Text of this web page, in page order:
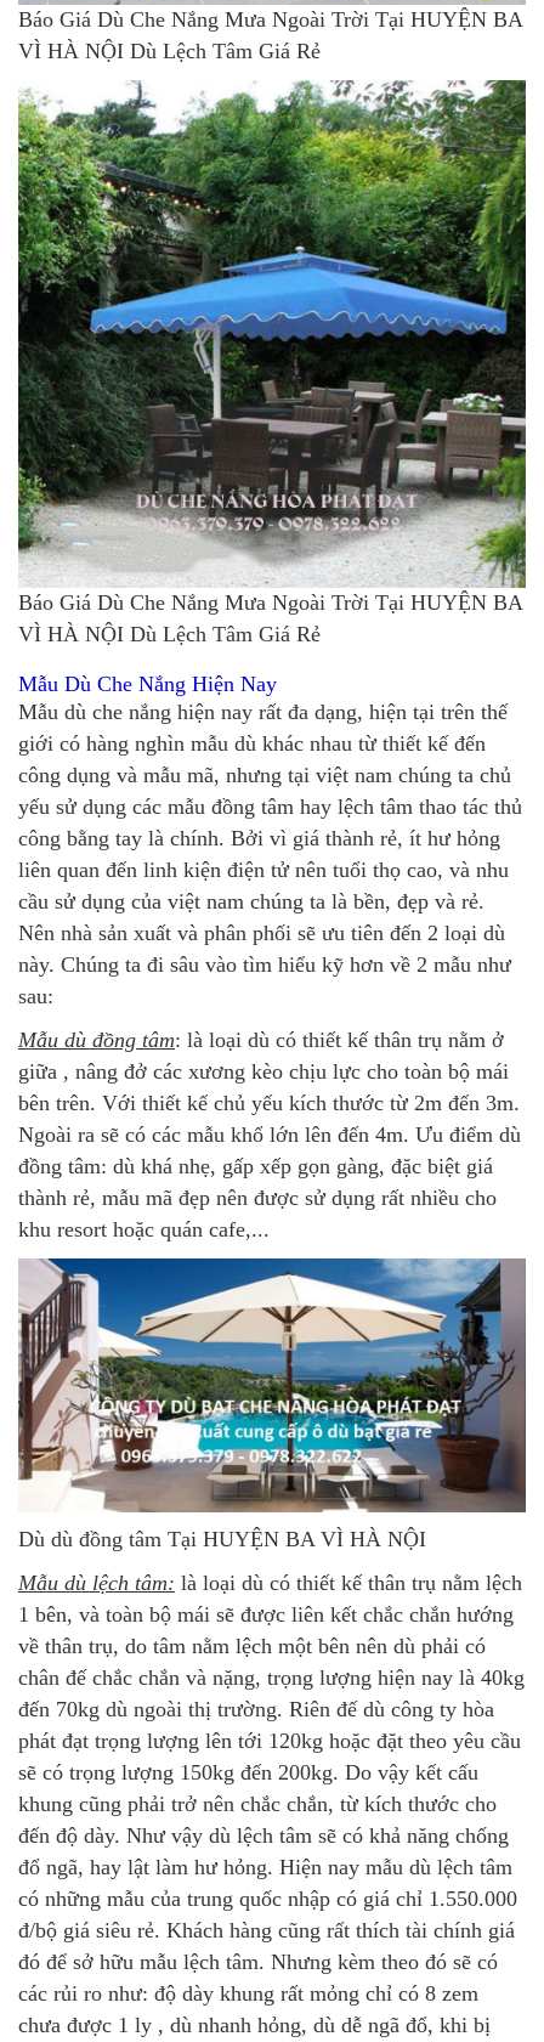
Báo Giá Dù Che Nắng Mưa Ngoài Trời Tại HUYỆN BA
VÌ HÀ NỘI Dù Lệch Tâm Giá Rẻ
Báo Giá Dù Che Nắng Mưa Ngoài Trời Tại HUYỆN BA
VÌ HÀ NỘI Dù Lệch Tâm Giá Rẻ
Mẫu Dù Che Nắng Hiện Nay
Mẫu dù che nắng hiện nay rất đa dạng, hiện tại trên thế
giới có hàng nghìn mẫu dù khác nhau từ thiết kế đến
công dụng và mẫu mã, nhưng tại việt nam chúng ta chủ
yếu sử dụng các mẫu đồng tâm hay lệch tâm thao tác thủ
công bằng tay là chính. Bởi vì giá thành rẻ, ít hư hỏng
liên quan đến linh kiện điện tử nên tuổi thọ cao, và nhu
cầu sử dụng của việt nam chúng ta là bền, đẹp và rẻ.
Nên nhà sản xuất và phân phối sẽ ưu tiên đến 2 loại dù
này. Chúng ta đi sâu vào tìm hiểu kỹ hơn về 2 mẫu như
sau:
Mẫu dù đồng tâm: là loại dù có thiết kế thân trụ nằm ở
giữa , nâng đở các xương kèo chịu lực cho toàn bộ mái
bên trên. Với thiết kế chủ yếu kích thước từ 2m đến 3m.
Ngoài ra sẽ có các mẫu khổ lớn lên đến 4m. Ưu điểm dù
đồng tâm: dù khá nhẹ, gấp xếp gọn gàng, đặc biệt giá
thành rẻ, mẫu mã đẹp nên được sử dụng rất nhiều cho
khu resort hoặc quán cafe,...
Dù dù đồng tâm Tại HUYỆN BA VÌ HÀ NỘI
Mẫu dù lệch tâm: là loại dù có thiết kế thân trụ nằm lệch
1 bên, và toàn bộ mái sẽ được liên kết chắc chắn hướng
về thân trụ, do tâm nằm lệch một bên nên dù phải có
chân đế chắc chắn và nặng, trọng lượng hiện nay là 40kg
đến 70kg dù ngoài thị trường. Riên đế dù công ty hòa
phát đạt trọng lượng lên tới 120kg hoặc đặt theo yêu cầu
sẽ có trọng lượng 150kg đến 200kg. Do vậy kết cấu
khung cũng phải trở nên chắc chắn, từ kích thước cho
đến độ dày. Như vậy dù lệch tâm sẽ có khả năng chống
đổ ngã, hay lật làm hư hỏng. Hiện nay mẫu dù lệch tâm
có những mẫu của trung quốc nhập có giá chỉ 1.550.000
đ/bộ giá siêu rẻ. Khách hàng cũng rất thích tài chính giá
đó để sở hữu mẫu lệch tâm. Nhưng kèm theo đó sẽ có
các rủi ro như: độ dày khung rất mỏng chỉ có 8 zem
chưa được 1 ly , dù nhanh hỏng, dù dễ ngã đổ, khi bị